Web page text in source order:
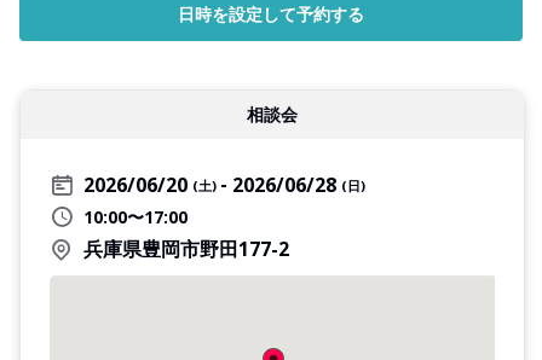
日時を設定して予約する
相談会
2026/06/20 (土) 2026/06/28 (日)
10:00〜17:00
兵庫県豊岡市野田177-2